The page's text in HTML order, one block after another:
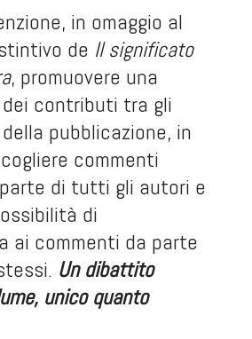
in omaggio al
de Il significato
, promuovere una
contributi tra gli
pubblicazione, in
commenti
di tutti gli autori e
di
ai commenti da parte
Un dibattito
unico quanto